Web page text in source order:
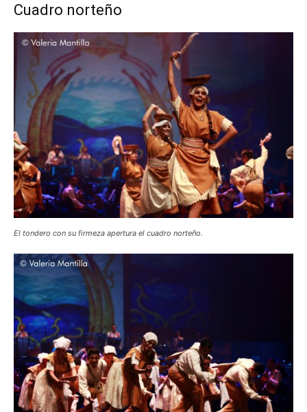
Cuadro norteño
El tondero con su firmeza apertura el cuadro norteño.